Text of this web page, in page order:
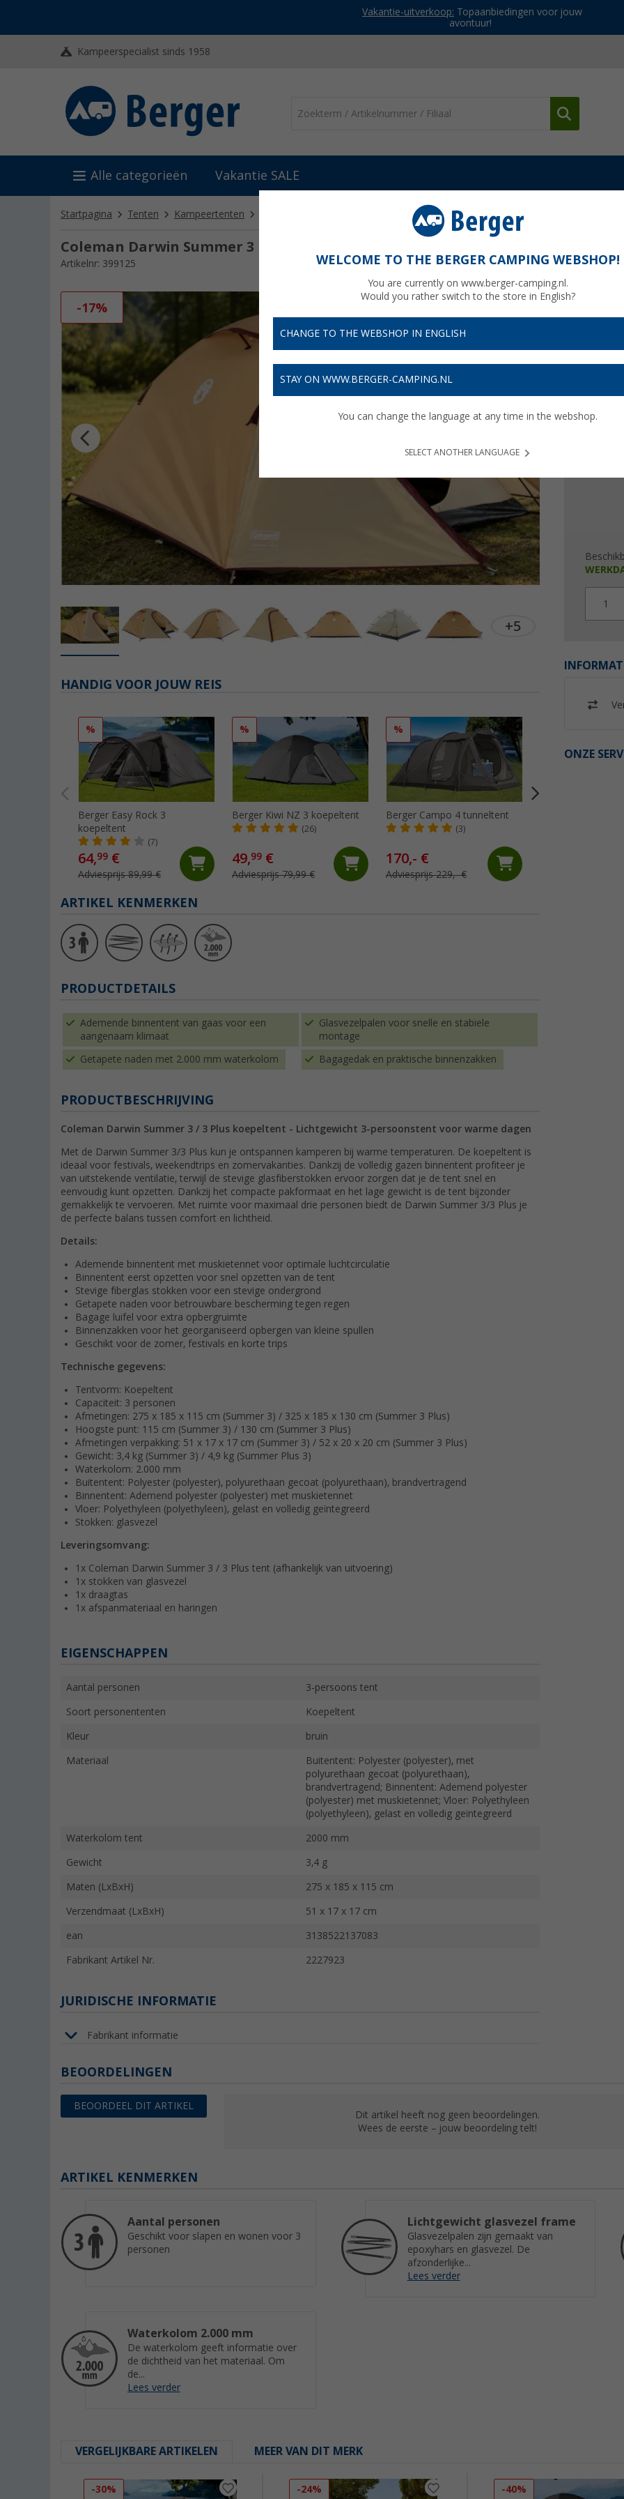
Vakantie-uitverkoop: Topaanbiedingen voor jouw
avontuur!
Kampeerspecialist sinds 1958
Alle categorieën Vakantie SALE
Startpagina Tenten Kampeertenten Coleman Darwin zomer koepeltent 3 personen
Coleman Darwin Summer 3 koepeltent 3-persoons 275 x 185 x 115 cm
Artikelnr: 399125
+5
-17%
€
Maten
275 x
1
ONZE
HANDIG VOOR JOUW REIS
%
Berger Easy Rock 3
koepeltent
(7)
64,99 €
Adviesprijs 89,99 €
%
Berger Kiwi NZ 3 koepeltent
(26)
49,99 €
Adviesprijs 79,99 €
%
Berger Campo 4 tunneltent
(3)
170,- €
Adviesprijs 229,- €
ARTIKEL KENMERKEN
PRODUCTDETAILS
Ademende binnentent van gaas voor een
aangenaam klimaat
Glasvezelpalen voor snelle en stabiele
montage
Getapete naden met 2.000 mm waterkolom Bagagedak en praktische binnenzakken
PRODUCTBESCHRIJVING
Coleman Darwin Summer 3 / 3 Plus koepeltent - Lichtgewicht 3-persoonstent voor warme dagen
Met de Darwin Summer 3/3 Plus kun je ontspannen kamperen bij warme temperaturen. De koepeltent is
ideaal voor festivals, weekendtrips en zomervakanties. Dankzij de volledig gazen binnentent profiteer je
van uitstekende ventilatie, terwijl de stevige glasfiberstokken ervoor zorgen dat je de tent snel en
eenvoudig kunt opzetten. Dankzij het compacte pakformaat en het lage gewicht is de tent bijzonder
gemakkelijk te vervoeren. Met ruimte voor maximaal drie personen biedt de Darwin Summer 3/3 Plus je
de perfecte balans tussen comfort en lichtheid.
Details:
Ademende binnentent met muskietennet voor optimale luchtcirculatie
Binnentent eerst opzetten voor snel opzetten van de tent
Stevige fiberglas stokken voor een stevige ondergrond
Getapete naden voor betrouwbare bescherming tegen regen
Bagage luifel voor extra opbergruimte
Binnenzakken voor het georganiseerd opbergen van kleine spullen
Geschikt voor de zomer, festivals en korte trips
Technische gegevens:
Tentvorm: Koepeltent
Capaciteit: 3 personen
Afmetingen: 275 x 185 x 115 cm (Summer 3) / 325 x 185 x 130 cm (Summer 3 Plus)
Hoogste punt: 115 cm (Summer 3) / 130 cm (Summer 3 Plus)
Afmetingen verpakking: 51 x 17 x 17 cm (Summer 3) / 52 x 20 x 20 cm (Summer 3 Plus)
Gewicht: 3,4 kg (Summer 3) / 4,9 kg (Summer Plus 3)
Waterkolom: 2.000 mm
Buitentent: Polyester (polyester), polyurethaan gecoat (polyurethaan), brandvertragend
Binnentent: Ademend polyester (polyester) met muskietennet
Vloer: Polyethyleen (polyethyleen), gelast en volledig geïntegreerd
Stokken: glasvezel
Leveringsomvang:
1x Coleman Darwin Summer 3 / 3 Plus tent (afhankelijk van uitvoering)
1x stokken van glasvezel
1x draagtas
1x afspanmateriaal en haringen
EIGENSCHAPPEN
Aantal personen 3-persoons tent
Soort personententen Koepeltent
Kleur bruin
Materiaal
Buitentent: Polyester (polyester), met
polyurethaan gecoat (polyurethaan),
brandvertragend; Binnentent: Ademend polyester
(polyester) met muskietennet; Vloer: Polyethyleen
(polyethyleen), gelast en volledig geïntegreerd
Waterkolom tent 2000 mm
Gewicht 3,4 g
Maten (LxBxH) 275 x 185 x 115 cm
Verzendmaat (LxBxH) 51 x 17 x 17 cm
ean 3138522137083
Fabrikant Artikel Nr. 2227923
JURIDISCHE INFORMATIE
Fabrikant informatie
BEOORDELINGEN
BEOORDEEL DIT ARTIKEL
Dit artikel heeft nog geen beoordelingen.
Wees de eerste – jouw beoordeling telt!
ARTIKEL KENMERKEN
Aantal personen
Geschikt voor slapen en wonen voor 3
personen
Lichtgewicht glasvezel frame
Glasvezelpalen zijn gemaakt van
epoxyhars en glasvezel. De
afzonderlijke...
Lees verder
Waterkolom 2.000 mm
De waterkolom geeft informatie over
de dichtheid van het materiaal. Om
de...
Lees verder
VERGELIJKBARE ARTIKELEN MEER VAN DIT MERK
-30% -24% -40%
WELCOME TO THE BERGER CAMPING WEBSHOP!
You are currently on www.berger-camping.nl.
Would you rather switch to the store in English?
CHANGE TO THE WEBSHOP IN ENGLISH
STAY ON WWW.BERGER-CAMPING.NL
You can change the language at any time in the webshop.
SELECT ANOTHER LANGUAGE